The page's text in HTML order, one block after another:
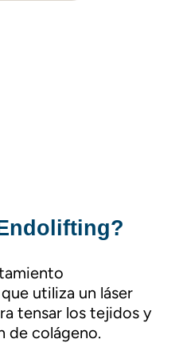
utiliza un láser
tensar los tejidos y
de colágeno.